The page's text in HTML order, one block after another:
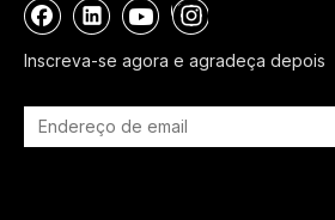
Inscreva-se agora e agradeça depois